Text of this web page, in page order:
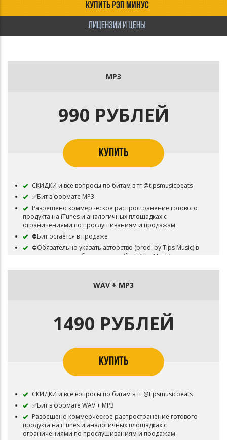
КУПИТЬ РЭП МИНУС
ЛИЦЕНЗИИ И ЦЕНЫ
MP3
990 РУБЛЕЙ
КУПИТЬ
СКИДКИ и все вопросы по битам в тг @tipsmusicbeats
✅Бит в формате MP3
Разрешено коммерческое распространение готового
продукта на iTunes и аналогичных площадках с
ограничениями по прослушиваниям и продажам
⛔Бит остаётся в продаже
⛔Обязательно указать авторство (prod. by Tips Music) в
названии трека, либо в артистах (feat. Tips Music)
WAV + MP3
1490 РУБЛЕЙ
КУПИТЬ
СКИДКИ и все вопросы по битам в тг @tipsmusicbeats
✅Бит в формате WAV + MP3
Разрешено коммерческое распространение готового
продукта на iTunes и аналогичных площадках с
ограничениями по прослушиваниям и продажам